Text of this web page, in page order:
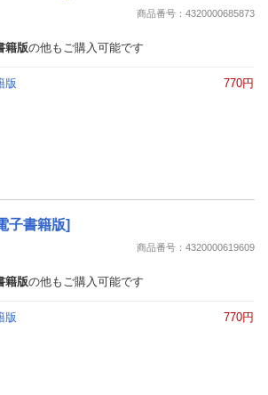
商品番号：4320000685873
籍版の他もご購入可能です
版 770円
子書籍版]
商品番号：4320000619609
籍版の他もご購入可能です
版 770円